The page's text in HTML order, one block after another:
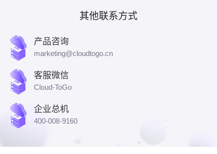
其他联系方式
产品咨询
marketing@cloudtogo.cn
客服微信
Cloud-ToGo
企业总机
400-008-9160